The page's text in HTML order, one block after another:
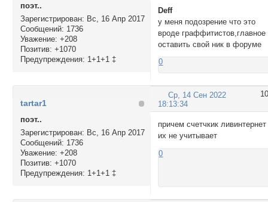
поэт..
Зарегистрирован: Вс, 16 Апр 2017
Сообщений: 1736
Уважение: +208
Позитив: +1070
Предупреждения: 1+1+1 ‡
Deff
у меня подозрение что это
вроде граффитистов,главное
оставить свой ник в форуме
0
10
Ср, 14 Сен 2022
18:13:34
tartar1
поэт..
Зарегистрирован: Вс, 16 Апр 2017
Сообщений: 1736
Уважение: +208
Позитив: +1070
Предупреждения: 1+1+1 ‡
причем счетчкик ливинтернет
их не учитывает
0